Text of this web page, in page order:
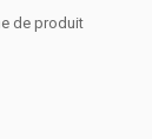
de produit